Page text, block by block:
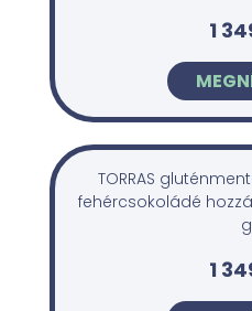
1
TORRAS
fehércsokoládé
g
1